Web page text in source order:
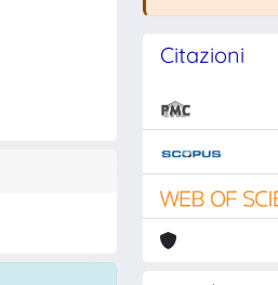
Citazioni